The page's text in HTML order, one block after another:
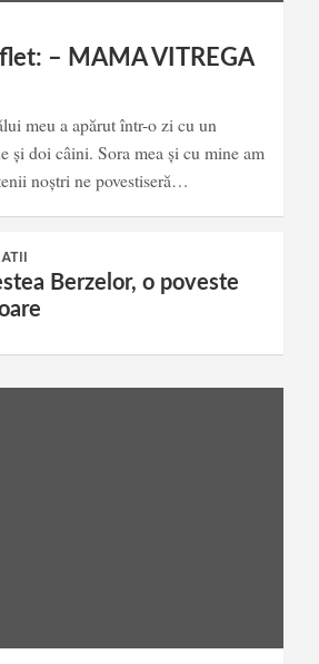
– MAMA VITREGA
meu a apărut într-o zi cu un
și doi câini. Sora mea și cu mine am
noștri ne povestiseră…
Berzelor, o poveste